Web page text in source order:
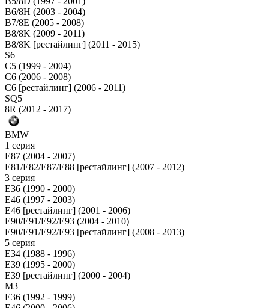
B6/8H (2003 - 2004)
B7/8E (2005 - 2008)
B8/8K (2009 - 2011)
B8/8K [рестайлинг] (2011 - 2015)
S6
C5 (1999 - 2004)
C6 (2006 - 2008)
C6 [рестайлинг] (2006 - 2011)
SQ5
8R (2012 - 2017)
BMW
1 серия
E87 (2004 - 2007)
E81/E82/E87/E88 [рестайлинг] (2007 - 2012)
3 серия
E36 (1990 - 2000)
E46 (1997 - 2003)
E46 [рестайлинг] (2001 - 2006)
E90/E91/E92/E93 (2004 - 2010)
E90/E91/E92/E93 [рестайлинг] (2008 - 2013)
5 серия
E34 (1988 - 1996)
E39 (1995 - 2000)
E39 [рестайлинг] (2000 - 2004)
M3
E36 (1992 - 1999)